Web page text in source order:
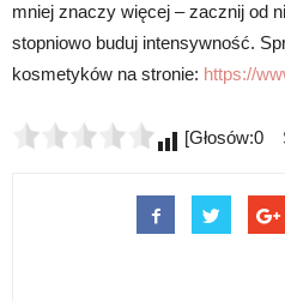
mniej znaczy więcej – zacznij od
stopniowo buduj intensywność.
kosmetyków na stronie: https://
[Głosów:0